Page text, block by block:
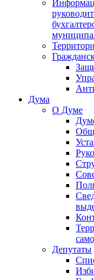
Дума
О Думе
Депутаты